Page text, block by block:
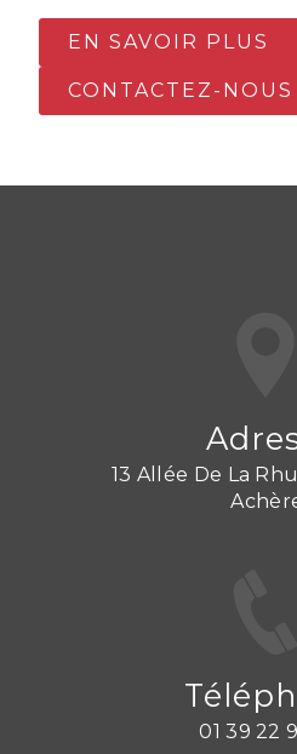
EN SAVOIR PLUS
CONTACTEZ-NOUS
13 Allée De La
01 39 22